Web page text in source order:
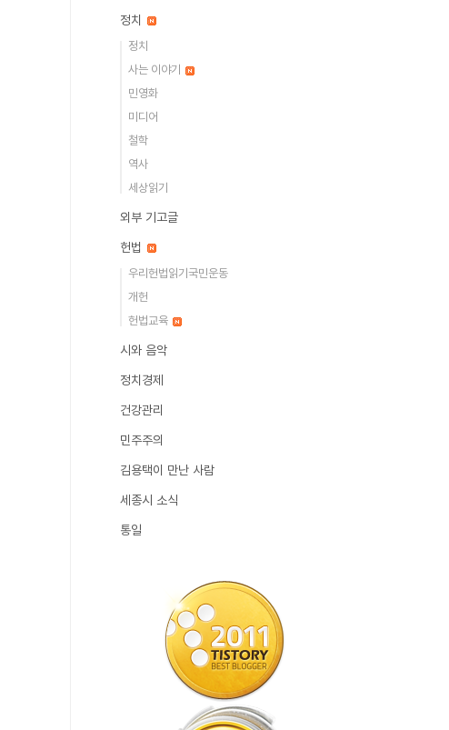
정치
정치
사는 이야기
민영화
미디어
철학
역사
세상읽기
외부 기고글
헌법
우리헌법읽기국민운동
개헌
헌법교육
시와 음악
정치경제
건강관리
민주주의
김용택이 만난 사람
세종시 소식
통일